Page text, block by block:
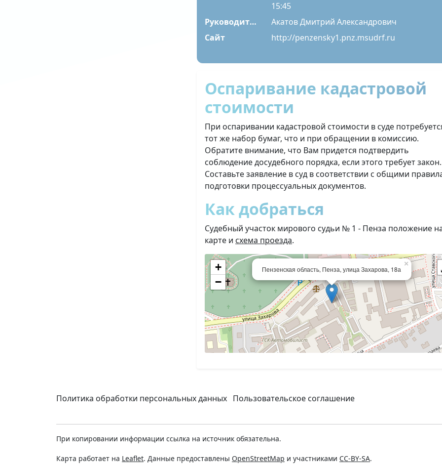
15:45
Руководитель
Акатов Дмитрий Александрович
Сайт
http://penzensky1.pnz.msudrf.ru
Оспаривание кадастровой
стоимости
При оспаривании кадастровой стоимости в суде
тот же набор бумаг, что и при обращении в комиссию.
Обратите внимание, что Вам придется подтвердить
соблюдение досудебного порядка, если этого требует закон.
Составьте заявление в суд в соответствии с общими
подготовки процессуальных документов.
Как добраться
Судебный участок мирового судьи № 1 - Пенза положение
карте и схема проезда.
Пензенская область, Пенза, улица Захарова, 18а
×
+
−
Политика обработки персональных данных Пользовательское соглашение
При копировании информации ссылка на источник обязательна.
Карта работает на Leaflet. Данные предоставлены OpenStreetMap и участниками CC-BY-SA.